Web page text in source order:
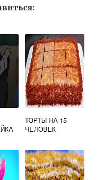
ТОРТЫ НА 15
ЧЕЛОВЕК